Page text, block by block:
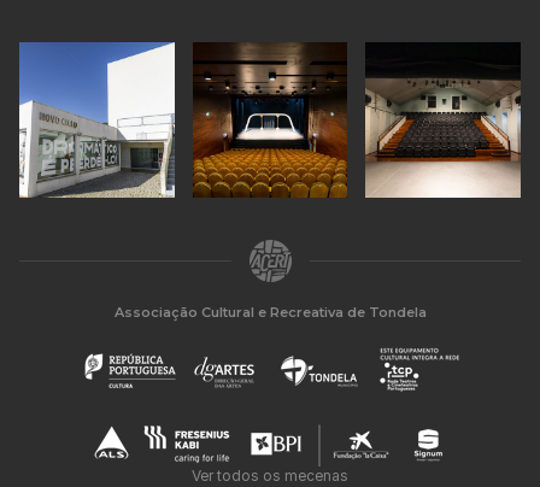
Associação Cultural e Recreativa de Tondela
Ver todos os mecenas